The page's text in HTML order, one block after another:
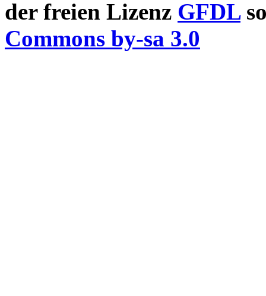
der freien Lizenz GFDL
Commons by-sa 3.0